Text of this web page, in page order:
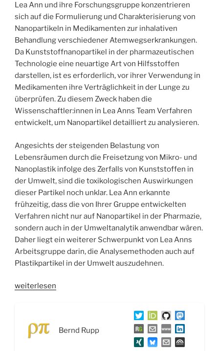
Lea Ann und ihre Forschungsgruppe konzentrieren
sich auf die Formulierung und Charakterisierung von
Nanopartikeln in Medikamenten zur inhalativen
Behandlung verschiedener Atemwegserkrankungen.
Da Kunststoffnanopartikel in der pharmazeutischen
Technologie eine neuartige Art von Hilfsstoffen
darstellen, ist es erforderlich, vor ihrer Verwendung in
Medikamenten ihre Verträglichkeit in der Lunge zu
überprüfen. Zu diesem Zweck haben die
Wissenschaftler:innen in Lea Anns Team Verfahren
entwickelt, um Nanopartikel detailliert zu analysieren.
Angesichts der steigenden Belastung von
Lebensräumen durch die Freisetzung von Mikro- und
Nanoplastik infolge des Zerfalls von Kunststoffen in
der Umwelt, sind die toxikologischen Auswirkungen
dieser Partikel noch unklar. Lea Ann erkannte
frühzeitig, dass die von Ihrer Gruppe entwickelten
Verfahren nicht nur auf Nanopartikel in der Pharmazie,
sondern auch in der Umweltanalytik anwendbar wären.
Daher liegt ein weiterer Schwerpunkt von Lea Anns
Arbeitsgruppe darin, die Analysemethoden auch auf
Plastikpartikel in der Umwelt auszudehnen.
„WSR068
Biopharmazie:
weiterlesen
Bernd Rupp